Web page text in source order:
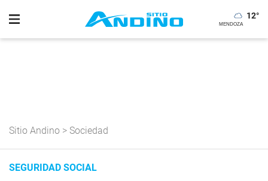
12°
Sitio Andino > Sociedad
SEGURIDAD SOCIAL